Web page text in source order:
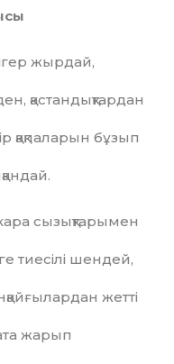
жырдай,
қастандықтардан
бұзып
сызықтарымен
тиесілі шендей,
жетті
жарып